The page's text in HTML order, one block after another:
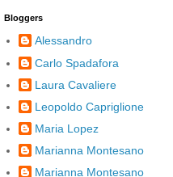
Bloggers
Alessandro
Carlo Spadafora
Laura Cavaliere
Leopoldo Capriglione
Maria Lopez
Marianna Montesano
Marianna Montesano